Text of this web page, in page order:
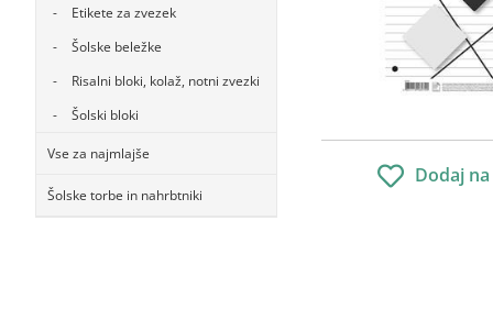
Etikete za zvezek
Šolske beležke
Risalni bloki, kolaž, notni zvezki
Šolski bloki
Vse za najmlajše
Šolske torbe in nahrbtniki
Dodaj